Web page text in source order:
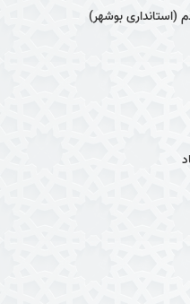
(استانداری بوشهر)